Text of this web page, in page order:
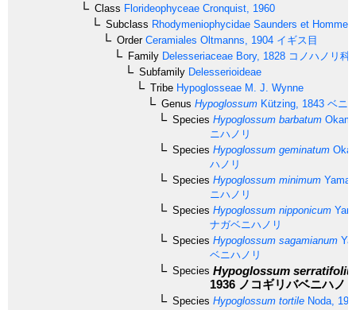
Class Florideophyceae Cronquist, 1960
Subclass Rhodymeniophycidae Saunders et
OrderCeramiales Oltmanns, 1904 イギス目
Family Delesseriaceae Bory, 1828 コノハノリ科
Subfamily Delesserioideae
Tribe Hypoglosseae M. J. Wynne
Genus Hypoglossum Kützing, 1843 ベニ
Species Hypoglossum barbatum
ニハノリ
Species Hypoglossum geminatum
ハノリ
Species Hypoglossum minimum
ニハノリ
Species Hypoglossum nipponicum
ナガベニハノリ
Species Hypoglossum sagamianum
ベニハノリ
Species Hypoglossum
1936 ノコギリバベニハノ
Species Hypoglossum tortile Noda,